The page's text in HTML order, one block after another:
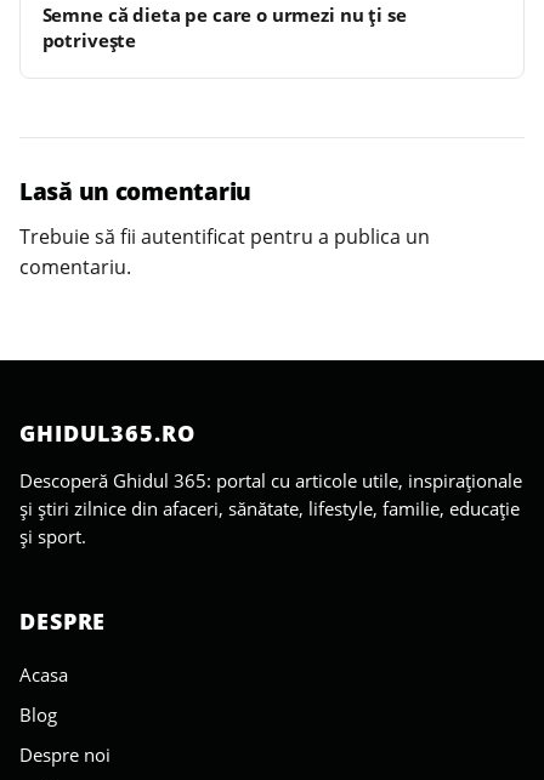
Semne că dieta pe care o urmezi nu ți se
potrivește
Lasă un comentariu
Trebuie să fii autentificat pentru a publica un
comentariu.
GHIDUL365.RO
Descoperă Ghidul 365: portal cu articole utile, inspiraționale
și știri zilnice din afaceri, sănătate, lifestyle, familie, educație
și sport.
DESPRE
Acasa
Blog
Despre noi